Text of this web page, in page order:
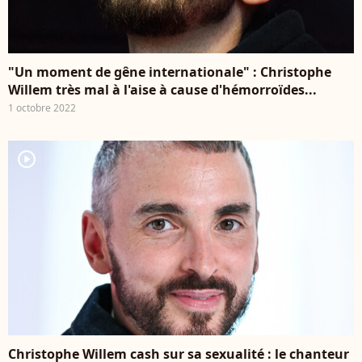
"Un moment de gêne internationale" : Christophe
Willem très mal à l'aise à cause d'hémorroïdes...
1 octobre 2022
player2
Christophe Willem cash sur sa sexualité : le chanteur